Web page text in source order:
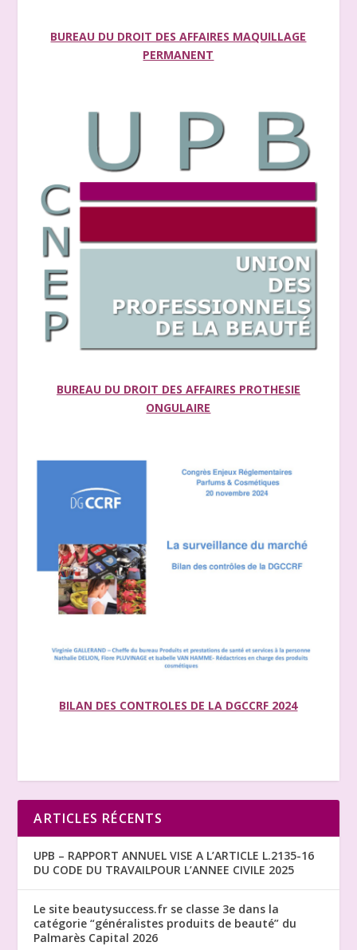
BUREAU DU DROIT DES AFFAIRES MAQUILLAGE
PERMANENT
BUREAU DU DROIT DES AFFAIRES PROTHESIE
ONGULAIRE
BILAN DES CONTROLES DE LA DGCCRF 2024
ARTICLES RÉCENTS
UPB – RAPPORT ANNUEL VISE A L’ARTICLE L.2135-16
DU CODE DU TRAVAILPOUR L’ANNEE CIVILE 2025
Le site beautysuccess.fr se classe 3e dans la
catégorie “généralistes produits de beauté” du
Palmarès Capital 2026